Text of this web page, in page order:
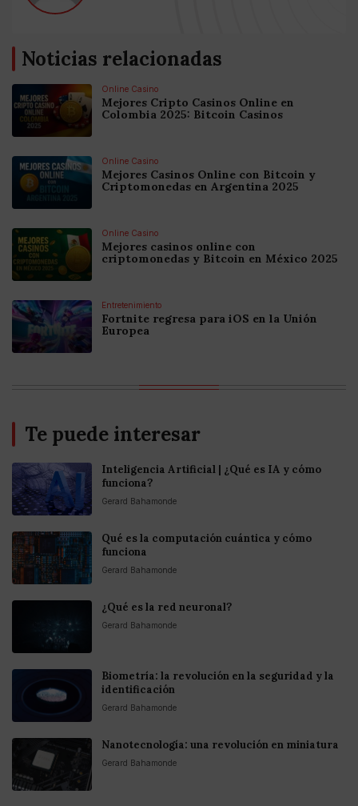
Noticias relacionadas
Online Casino
Mejores Cripto Casinos Online en
Colombia 2025: Bitcoin Casinos
Online Casino
Mejores Casinos Online con Bitcoin y
Criptomonedas en Argentina 2025
Online Casino
Mejores casinos online con
criptomonedas y Bitcoin en México 2025
Entretenimiento
Fortnite regresa para iOS en la Unión
Europea
Te puede interesar
Inteligencia Artificial | ¿Qué es IA y cómo
funciona?
Gerard Bahamonde
Qué es la computación cuántica y cómo
funciona
Gerard Bahamonde
¿Qué es la red neuronal?
Gerard Bahamonde
Biometría: la revolución en la seguridad y la
identificación
Gerard Bahamonde
Nanotecnología: una revolución en miniatura
Gerard Bahamonde